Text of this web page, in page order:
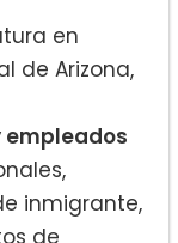
en
de Arizona,
empleados
inmigrante,
de